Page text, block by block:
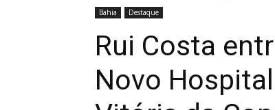
Bahia Destaque
Rui Costa
Novo